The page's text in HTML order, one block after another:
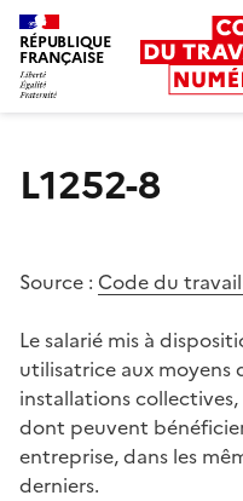
RÉPUBLIQUE
FRANÇAISE
L1252-8
Source : Code du travail
Le salarié mis à
utilisatrice aux
installations
dont peuvent
entreprise, dans les
derniers.